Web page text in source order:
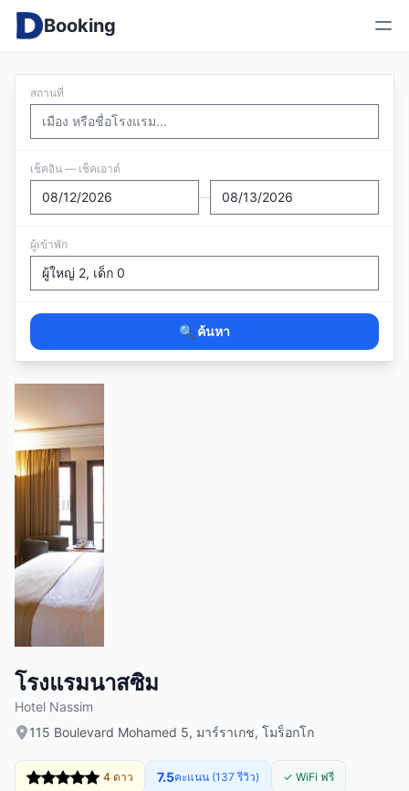
Booking
สถานที่
เช็คอิน — เช็คเอาต์
—
ผู้เข้าพัก
🔍 ค้นหา
โรงแรมนาสซิม
Hotel Nassim
115 Boulevard Mohamed 5, มาร์ราเกช, โมร็อกโก
4 ดาว 7.5คะแนน (137 รีวิว) ✓ WiFi ฟรี